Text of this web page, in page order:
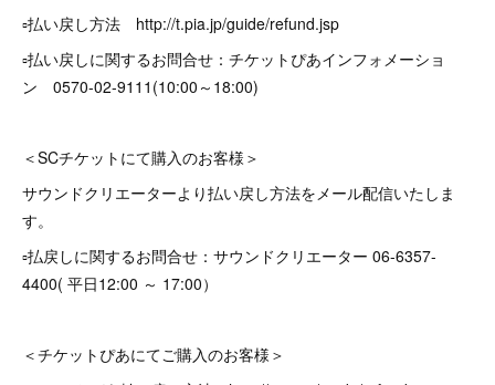
▫️払い戻し方法 http://t.pia.jp/guide/refund.jsp
▫️払い戻しに関するお問合せ：チケットぴあインフォメーショ
ン 0570-02-9111(10:00～18:00)
＜SCチケットにて購入のお客様＞
サウンドクリエーターより払い戻し方法をメール配信いたしま
す。
▫️払戻しに関するお問合せ：サウンドクリエーター 06-6357-
4400( 平日12:00 ～ 17:00）
＜チケットぴあにてご購入のお客様＞